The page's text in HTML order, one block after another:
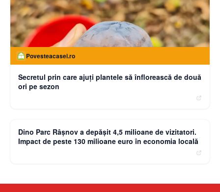
Povesteacasei.ro
Secretul prin care ajuți plantele să înflorească de două
ori pe sezon
Dino Parc Râșnov a depășit 4,5 milioane de vizitatori.
Impact de peste 130 milioane euro în economia locală